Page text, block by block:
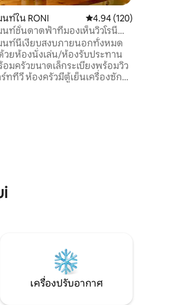
71 รีวิว
ท์ใน RONI คะแนนเฉลี่ย 4.94 จาก
4.94 (120)
นท์ชั้นดาดฟ้าที่มองเห็นวิวโรนี
)นท์นี้เงียบสงบภายนอกทั้งหมด
วยห้องนั่งเล่น/ห้องรับประทาน
มครัวขนาดเล็กระเบียงพร้อมวิว
ททีวี ห้องครัวมีตู้เย็นเครื่องซักผ้า
เครื่องปรับอากาศ